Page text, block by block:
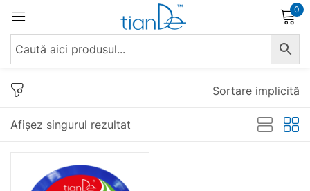
0
Afișez singurul rezultat
Sortare implicită
Conectare
Reține parola